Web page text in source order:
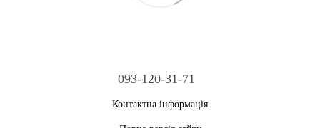
093-120-31-71
Контактна інформація